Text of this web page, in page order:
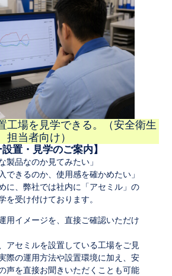
場を見学できる。（安全衛生
担当者向け）
置・見学のご案内】
製品なのか見てみたい」
できるのか、使用感を確かめたい」
に、弊社では社内に「アセミル」の
を受け付けております。
用イメージを、直接ご確認いただけ
アセミルを設置している工場をご見
際の運用方法や設置環境に加え、安
声を直接お聞きいただくことも可能